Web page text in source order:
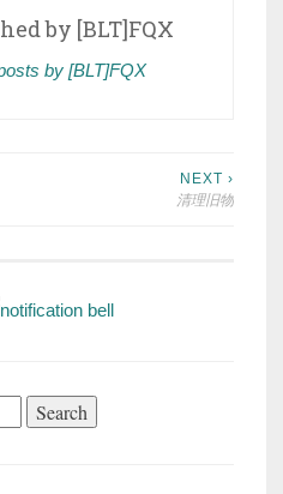
by [BLT]FQX
by [BLT]FQX
NEXT ›
清理旧物